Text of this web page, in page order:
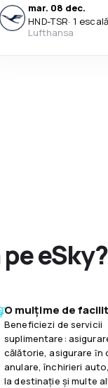
mar. 08 dec.
HND-TSR· 1 escală
Lufthansa
eSky?
O mulțime de
Beneficiezi de servicii
suplimentare:
călătorie, asigurare ȋn
anulare, închirieri
la destinaţie și multe